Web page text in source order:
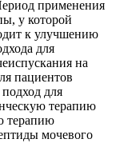
применения
у которой
к улучшению
для
на
пациентов
для
терапию
терапию
мочевого